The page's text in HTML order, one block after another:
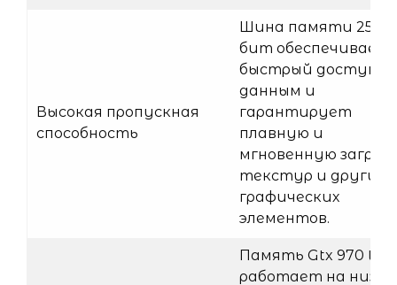
Высокая пропускная
способность
Шина памяти 256
бит обеспечивает
быстрый доступ к
данным и
гарантирует
плавную и
мгновенную
текстур и других
графических
элементов.
Память Gtx 970
работает на